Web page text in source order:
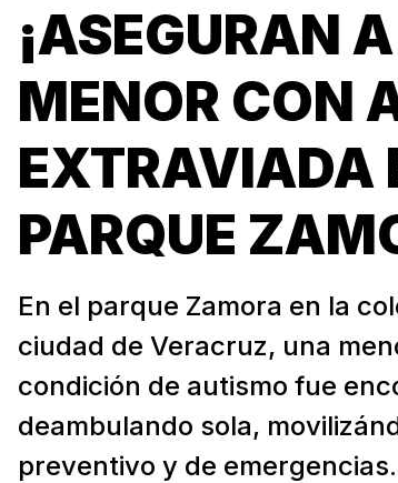
¡ASEGURAN
MENOR CON
EXTRAVIADA
PARQUE
En el parque Zamora en la
ciudad de Veracruz, una
condición de autismo fue
deambulando sola,
preventivo y de